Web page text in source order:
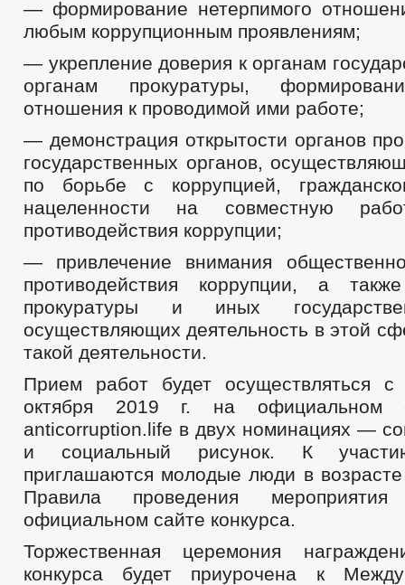
— формирование нетерпимого
любым коррупционным проявлениям;
— укрепление доверия к органам
органам прокуратуры,
отношения к проводимой ими работе;
— демонстрация открытости органов
государственных органов,
по борьбе с коррупцией,
нацеленности на совместную
противодействия коррупции;
— привлечение внимания
противодействия коррупции, а
прокуратуры и иных
осуществляющих деятельность в этой
такой деятельности.
Прием работ будет осуществляться
октября 2019 г. на официальном
anticorruption.life в двух номинациях —
и социальный рисунок. К
приглашаются молодые люди в
Правила проведения
официальном сайте конкурса.
Торжественная церемония
конкурса будет приурочена к